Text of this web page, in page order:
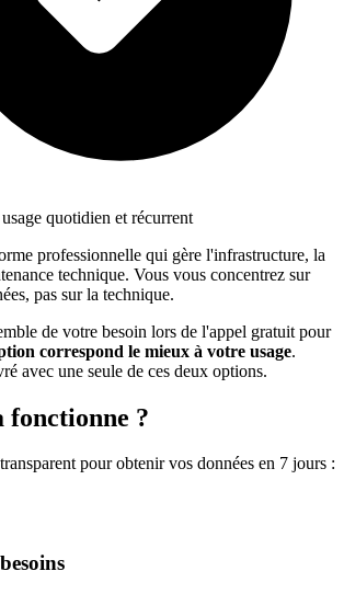
quotidien et récurrent
professionnelle qui gère l'infrastructure, la
technique. Vous vous concentrez sur
pas sur la technique.
de votre besoin lors de l'appel gratuit pour
correspond le mieux à votre usage.
avec une seule de ces deux options.
fonctionne ?
pour obtenir vos données en 7 jours :